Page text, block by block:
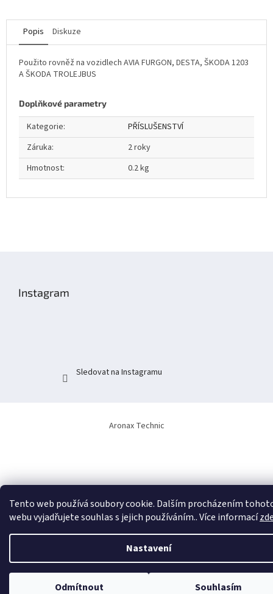
Tento web používá soubory cookie. Dalším procházením
webu vyjadřujete souhlas s jejich používáním.. Více informací
Nastavení
Odmítnout Souhlasím
Popis Diskuze
Použito rovněž na vozidlech AVIA FURGON, DESTA, ŠKODA 1203
A ŠKODA TROLEJBUS
Doplňkové parametry
Kategorie:
PŘÍSLUŠENSTVÍ
Záruka:
2 roky
Hmotnost: 0.2 kg
Instagram
Sledovat na Instagramu
Aronax Technic